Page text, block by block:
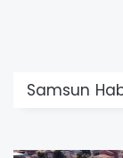
Samsun